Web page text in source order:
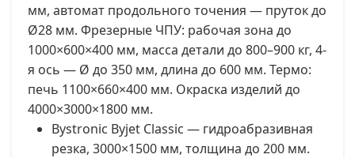
мм, автомат продольного точения — пруток до
Ø28 мм. Фрезерные ЧПУ: рабочая зона до
1000×600×400 мм, масса детали до 800–900 кг, 4-
я ось — Ø до 350 мм, длина до 600 мм. Термо:
печь 1100×660×400 мм. Окраска изделий до
4000×3000×1800 мм.
Bystronic Byjet Classic — гидроабразивная
резка, 3000×1500 мм, толщина до 200 мм.